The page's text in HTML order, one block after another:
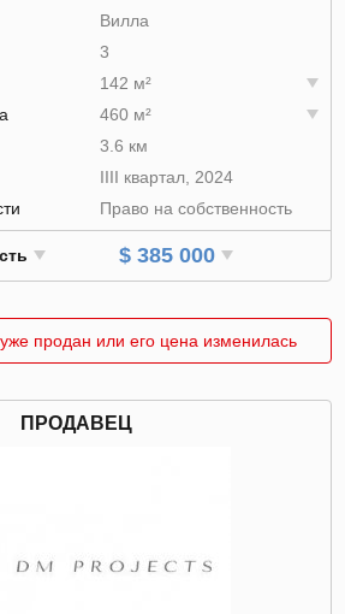
Вилла
3
142 м²
460 м²
3.6 км
IIII квартал, 2024
Право на собственность
$ 385 000
продан или его цена изменилась
ПРОДАВЕЦ